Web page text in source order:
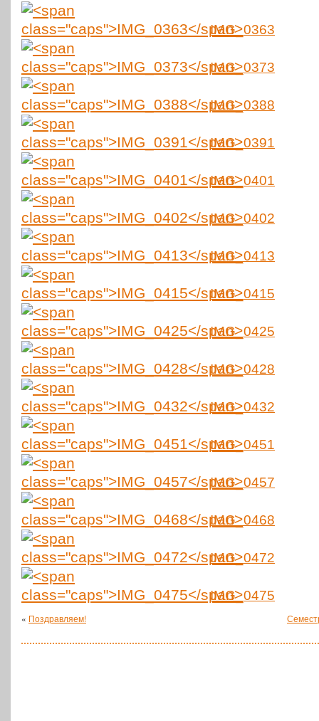
IMG_0363
IMG_0373
IMG_0388
IMG_0391
IMG_0401
IMG_0402
IMG_0413
IMG_0415
IMG_0425
IMG_0428
IMG_0432
IMG_0451
IMG_0457
IMG_0468
IMG_0472
IMG_0475
« Поздравляем!